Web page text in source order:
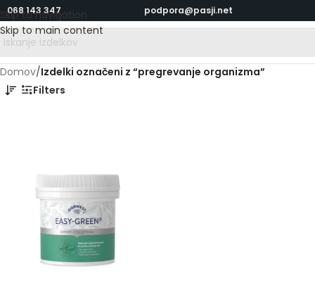
Skip to navigation
Skip to main content
068 143 347 podpora@pasji.net
Domov/Izdelki označeni z “pregrevanje organizma”
Filters